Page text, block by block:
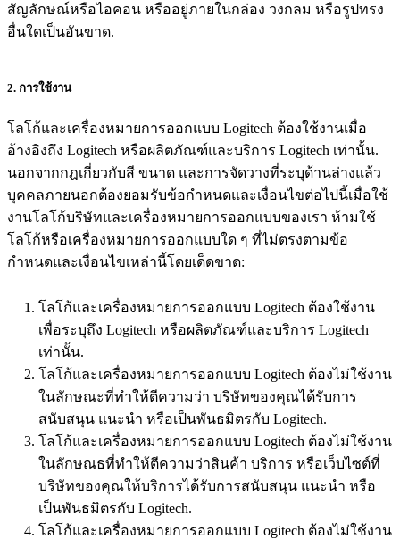
สัญลักษณ์หรือไอคอน หรืออยู่ภายในกล่อง วงกลม หรือรูปทรง
อื่นใดเป็นอันขาด.
2. การใช้งาน
โลโก้และเครื่องหมายการออกแบบ Logitech ต้องใช้งานเมื่อ
อ้างอิงถึง Logitech หรือผลิตภัณฑ์และบริการ Logitech เท่านั้น.
นอกจากกฎเกี่ยวกับสี ขนาด และการจัดวางที่ระบุด้านล่างแล้ว
บุคคลภายนอกต้องยอมรับข้อกำหนดและเงื่อนไขต่อไปนี้เมื่อใช้
งานโลโก้บริษัทและเครื่องหมายการออกแบบของเรา ห้ามใช้
โลโก้หรือเครื่องหมายการออกแบบใด ๆ ที่ไม่ตรงตามข้อ
กำหนดและเงื่อนไขเหล่านี้โดยเด็ดขาด:
โลโก้และเครื่องหมายการออกแบบ Logitech ต้องใช้งาน
เพื่อระบุถึง Logitech หรือผลิตภัณฑ์และบริการ Logitech
เท่านั้น.
โลโก้และเครื่องหมายการออกแบบ Logitech ต้องไม่ใช้งาน
ในลักษณะที่ทำให้ตีความว่า บริษัทของคุณได้รับการ
สนับสนุน แนะนำ หรือเป็นพันธมิตรกับ Logitech.
โลโก้และเครื่องหมายการออกแบบ Logitech ต้องไม่ใช้งาน
ในลักษณธที่ทำให้ตีความว่าสินค้า บริการ หรือเว็บไซต์ที่
บริษัทของคุณให้บริการได้รับการสนับสนุน แนะนำ หรือ
เป็นพันธมิตรกับ Logitech.
โลโก้และเครื่องหมายการออกแบบ Logitech ต้องไม่ใช้งาน